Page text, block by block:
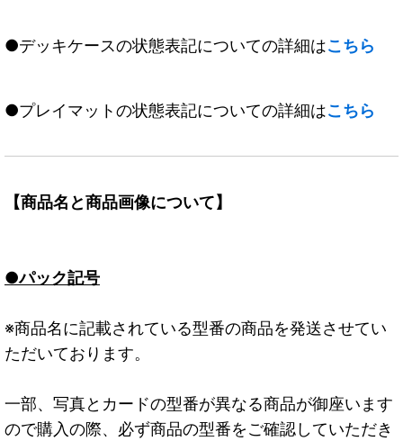
●デッキケースの状態表記についての詳細はこちら
●プレイマットの状態表記についての詳細はこちら
【商品名と商品画像について】
●パック記号
※商品名に記載されている型番の商品を発送させてい
ただいております。
一部、写真とカードの型番が異なる商品が御座います
ので購入の際、必ず商品の型番をご確認していただき